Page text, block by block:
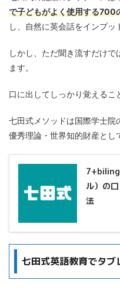
で子どもがよく使用する700
し、自然に英会話をインプッ
しかし、ただ聞き流すだけ
ます。
口に出してしっかり覚えるこ
七田式メソッドは国際学士院
優秀理論・世界知的財産とし
ル）の
法
七田式英語教育でタブ